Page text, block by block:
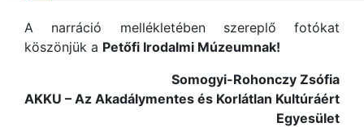
A narráció mellékletében szereplő fotókat
köszönjük a Petőfi Irodalmi Múzeumnak!
Somogyi-Rohonczy Zsófia
AKKU – Az Akadálymentes és Korlátlan Kultúráért
Egyesület